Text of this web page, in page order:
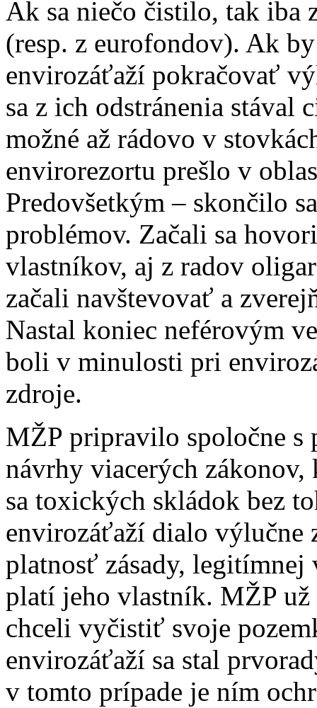
Ak sa niečo čistilo, tak iba
(resp. z eurofondov). Ak
envirozáťaží pokračovať
sa z ich odstránenia stával
možné až rádovo v
envirorezortu prešlo v
Predovšetkým – skončilo
problémov. Začali sa
vlastníkov, aj z radov
začali navštevovať a
Nastal koniec neférovým
boli v minulosti pri
zdroje.
MŽP pripravilo spoločne s
návrhy viacerých
sa toxických skládok bez
envirozáťaží dialo výlučne
platnosť zásady, legitímnej
platí jeho vlastník. MŽP
chceli vyčistiť svoje
envirozáťaží sa stal
v tomto prípade je ním